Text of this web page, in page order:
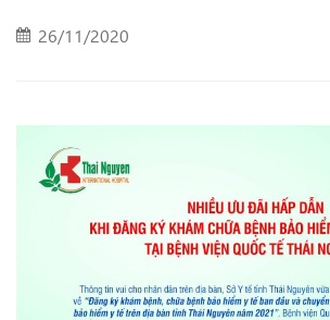
26/11/2020